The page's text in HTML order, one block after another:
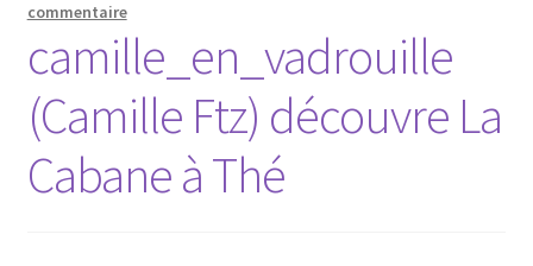
Accessoires
commentaire
camille_en_vadrouille
(Camille Ftz) découvre La
Cabane à Thé